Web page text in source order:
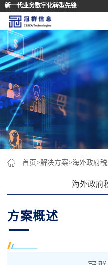
新一代业务数字化转型先锋
首
页
产
品
解
决
方
首页>解决方案>海外政府
海外政府
方案概述